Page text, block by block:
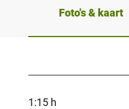
Foto's & kaart
1:15 h